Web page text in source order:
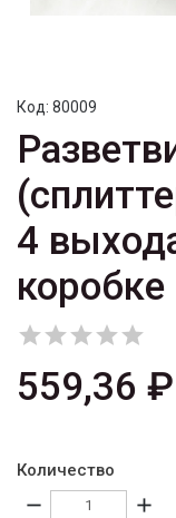
Код: 80009
4
коробке

559,36 ₽
Количество
remove add